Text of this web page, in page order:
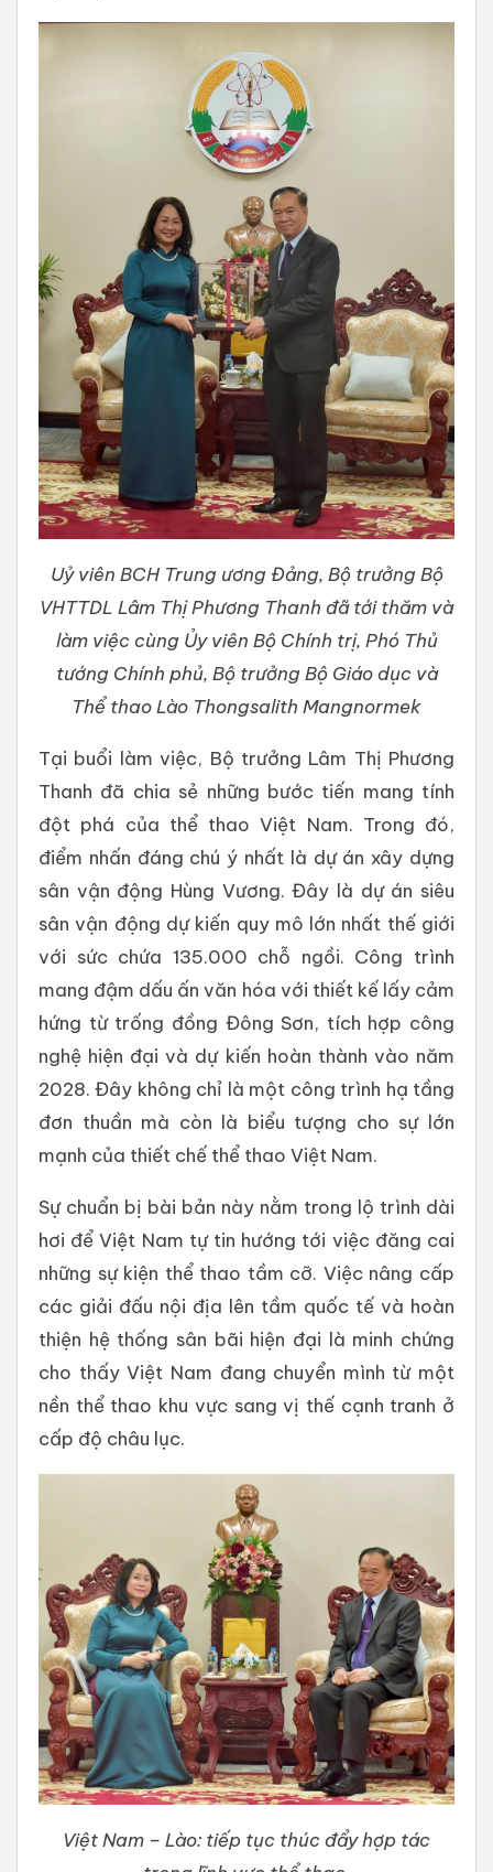
Uỷ viên BCH Trung ương Đảng, Bộ trưởng Bộ
VHTTDL Lâm Thị Phương Thanh đã tới thăm và
làm việc cùng Ủy viên Bộ Chính trị, Phó Thủ
tướng Chính phủ, Bộ trưởng Bộ Giáo dục và
Thể thao Lào Thongsalith Mangnormek
Tại buổi làm việc, Bộ trưởng Lâm Thị Phương
Thanh đã chia sẻ những bước tiến mang tính
đột phá của thể thao Việt Nam. Trong đó,
điểm nhấn đáng chú ý nhất là dự án xây dựng
sân vận động Hùng Vương. Đây là dự án siêu
sân vận động dự kiến quy mô lớn nhất thế giới
với sức chứa 135.000 chỗ ngồi. Công trình
mang đậm dấu ấn văn hóa với thiết kế lấy cảm
hứng từ trống đồng Đông Sơn, tích hợp công
nghệ hiện đại và dự kiến hoàn thành vào năm
2028. Đây không chỉ là một công trình hạ tầng
đơn thuần mà còn là biểu tượng cho sự lớn
mạnh của thiết chế thể thao Việt Nam.
Sự chuẩn bị bài bản này nằm trong lộ trình dài
hơi để Việt Nam tự tin hướng tới việc đăng cai
những sự kiện thể thao tầm cỡ. Việc nâng cấp
các giải đấu nội địa lên tầm quốc tế và hoàn
thiện hệ thống sân bãi hiện đại là minh chứng
cho thấy Việt Nam đang chuyển mình từ một
nền thể thao khu vực sang vị thế cạnh tranh ở
cấp độ châu lục.
Việt Nam – Lào: tiếp tục thúc đẩy hợp tác